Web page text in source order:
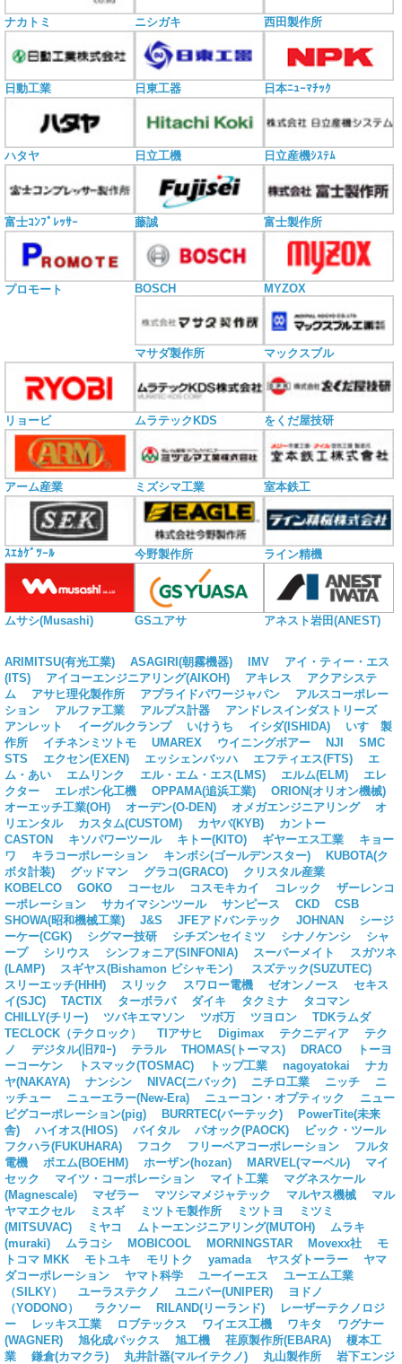
ナカトミ ニシガキ 西田製作所
日動工業 日東工器 日本ﾆｭｰﾏﾁｯｸ
ハタヤ 日立工機 日立産機ｼｽﾃﾑ
富士ｺﾝﾌﾟﾚｯｻｰ 藤誠 富士製作所
プロモート BOSCH MYZOX
マサダ製作所 マックスブル
リョービ ムラテックKDS をくだ屋技研
アーム産業 ミズシマ工業 室本鉄工
ｽｴｶｹﾞﾂｰﾙ 今野製作所 ライン精機
ムサシ(Musashi) GSユアサ アネスト岩田(ANEST)
ARIMITSU(有光工業) ASAGIRI(朝霧機器) IMV
アイ・ティー・エス
(ITS)
アイコーエンジニアリング(AIKOH) アキレス
アクアシステ
ム
アサヒ理化製作所 アプライドパワージャパン
アルスコーポレー
ション
アルファ工業 アルプス計器
アンドレスインダストリーズ
アンレット
イーグルクランプ いけうち イシダ(ISHIDA)
いすゞ製
作所
イチネンミツトモ UMAREX ウイニングボアー NJI
SMC
STS
エクセン(EXEN) エッシェンバッハ エフティエス(FTS)
エ
ム・あい
エムリンク エル・エム・エス(LMS) エルム(ELM)
エレ
クター
エレポン化工機 OPPAMA(追浜工業)
ORION(オリオン機械)
オーエッチ工業(OH)
オーデン(O-DEN) オメガエンジニアリング
オ
リエンタル
カスタム(CUSTOM) カヤバ(KYB)
カントー
CASTON
キソパワーツール キトー(KITO) ギヤーエス工業
キョー
ワ
キラコーポレーション キンボシ(ゴールデンスター)
KUBOTA(ク
ボタ計装)
グッドマン グラコ(GRACO)
クリスタル産業
KOBELCO
GOKO コーセル コスモキカイ コレック
ザーレンコ
ーポレーション
サカイマシンツール サンピース CKD
CSB
SHOWA(昭和機械工業)
J&S JFEアドバンテック JOHNAN
シージ
ーケー(CGK)
シグマー技研 シチズンセイミツ シナノケンシ
シャ
ープ
シリウス シンフォニア(SINFONIA) スーパーメイト
スガツネ
(LAMP)
スギヤス(Bishamon ビシャモン)
スズテック(SUZUTEC)
スリーエッチ(HHH)
スリック スワロー電機 ゼオンノース
セキス
イ(SJC)
TACTIX ターボラバ ダイキ タクミナ
タコマン
CHILLY(チリー)
ツバキエマソン ツボ万 ツヨロン
TDKラムダ
TECLOCK（テクロック）
TIアサヒ Digimax テクニディア
テク
ノ
デジタル(旧ｱﾛｰ) テラル THOMAS(トーマス) DRACO
トーヨ
ーコーケン
トスマック(TOSMAC) トップ工業 nagoyatokai
ナカ
ヤ(NAKAYA)
ナンシン NIVAC(ニバック) ニチロ工業 ニッチ
ニ
ッチュー
ニューエラー(New-Era) ニューコン・オプティック
ニュー
ピグコーポレーション(pig)
BURRTEC(バーテック)
PowerTite(未来
舎)
ハイオス(HIOS) バイタル パオック(PAOCK)
ビック・ツール
フクハラ(FUKUHARA)
フコク フリーベアコーポレーション
フルタ
電機
ボエム(BOEHM) ホーザン(hozan) MARVEL(マーベル)
マイ
セック
マイツ・コーポレーション マイト工業
マグネスケール
(Magnescale)
マゼラー マツシマメジャテック マルヤス機械
マル
ヤマエクセル
ミスギ ミツトモ製作所 ミツトヨ
ミツミ
(MITSUVAC)
ミヤコ ムトーエンジニアリング(MUTOH)
ムラキ
(muraki)
ムラコシ MOBICOOL MORNINGSTAR Movexx社
モ
トコマ MKK
モトユキ モリトク yamada ヤスダトーラー
ヤマ
ダコーポレーション
ヤマト科学 ユーイーエス
ユーエム工業
（SILKY）
ユーラステクノ ユニパー(UNIPER)
ヨドノ
（YODONO）
ラクソー RILAND(リーランド)
レーザーテクノロジ
ー
レッキス工業 ロブテックス ワイエス工機 ワキタ
ワグナー
(WAGNER)
旭化成パックス 旭工機 荏原製作所(EBARA)
榎本工
業
鎌倉(カマクラ) 丸井計器(マルイテクノ) 丸山製作所 岩下エンジ